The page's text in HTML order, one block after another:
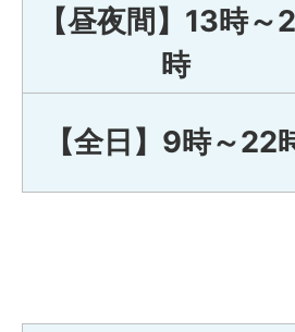
【昼夜間】13時～
時
【全日】9時～22